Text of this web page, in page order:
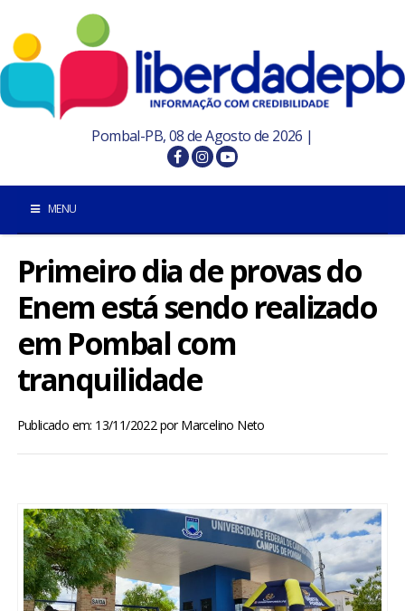
Pombal-PB, 08 de Agosto de 2026 |
MENU
INÍCIO
POMBAL E REGIÃO
ESPORTES
ENTRETENIMENTO
Primeiro dia de provas do
Enem está sendo realizado
em Pombal com
tranquilidade
Publicado em: 13/11/2022porMarcelino Neto